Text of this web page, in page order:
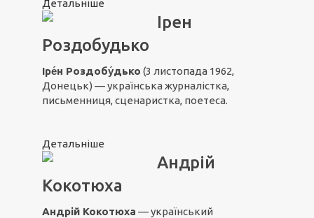
Детальніше
Ірен
Роздобудько
Іре́н Роздобу́дько (3 листопада 1962,
Донецьк) — українська журналістка,
письменниця, сценаристка, поетеса.
Детальніше
Андрій
Кокотюха
Андрій Кокотюха — український